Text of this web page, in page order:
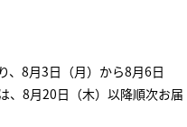
、8月3日（月）から8月6日
、8月20日（木）以降順次お届